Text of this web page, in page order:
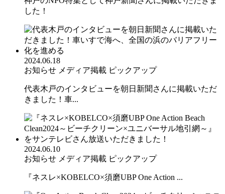
した！
2024.06.18
お知らせ メディア掲載 ピックアップ
代表木戸のインタビューを朝日新聞さんに掲載いただ
きました！車...
2024.06.10
お知らせ メディア掲載 ピックアップ
『ネスレ×KOBELCO×須磨UBP One Action ...